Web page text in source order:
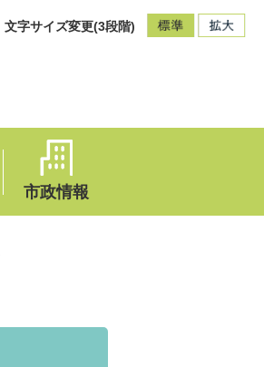
文字サイズ変更(3段階)
市政情報